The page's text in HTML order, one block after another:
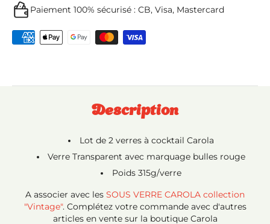
Paiement 100% sécurisé : CB, Visa, Mastercard
Description
Lot de 2 verres à cocktail Carola
Verre Transparent avec marquage bulles rouge
Poids 315g/verre
A associer avec les SOUS VERRE CAROLA collection
"Vintage". Complétez votre commande avec d'autres
articles en vente sur la boutique Carola